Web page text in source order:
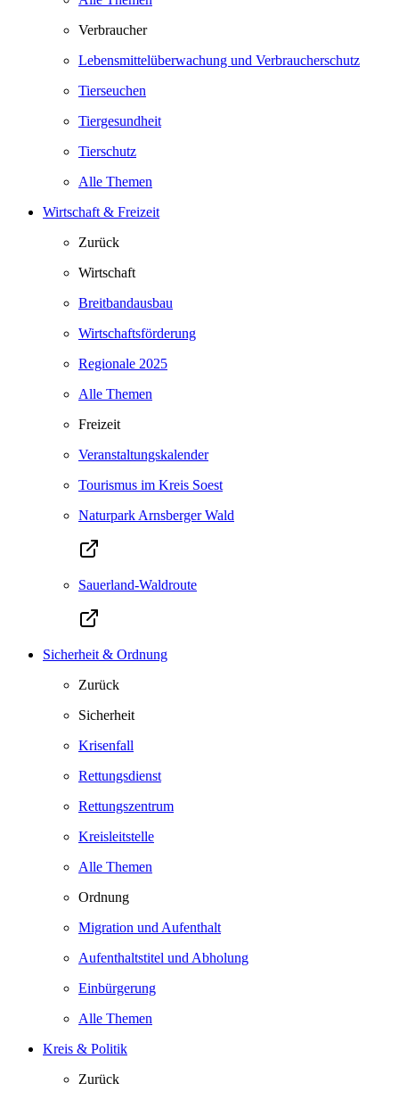
Verbraucher
Lebensmittelüberwachung und Verbraucherschutz
Tierseuchen
Tiergesundheit
Tierschutz
Alle Themen
Wirtschaft & Freizeit
Zurück
Wirtschaft
Breitbandausbau
Wirtschaftsförderung
Regionale 2025
Alle Themen
Freizeit
Veranstaltungskalender
Tourismus im Kreis Soest
Naturpark Arnsberger Wald
Sauerland-Waldroute
Sicherheit & Ordnung
Zurück
Sicherheit
Krisenfall
Rettungsdienst
Rettungszentrum
Kreisleitstelle
Alle Themen
Ordnung
Migration und Aufenthalt
Aufenthaltstitel und Abholung
Einbürgerung
Alle Themen
Kreis & Politik
Zurück